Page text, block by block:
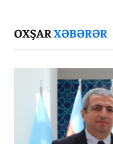
OXŞARXƏBƏRƏR